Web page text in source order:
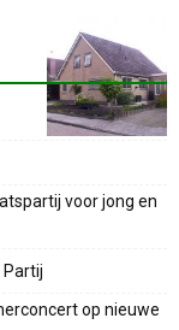
voor jong en
op nieuwe